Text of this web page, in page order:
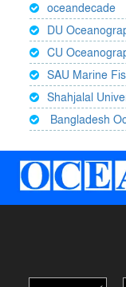
oceandecade
DU
CU
SAU Marine
Shahjalal
Bangladesh